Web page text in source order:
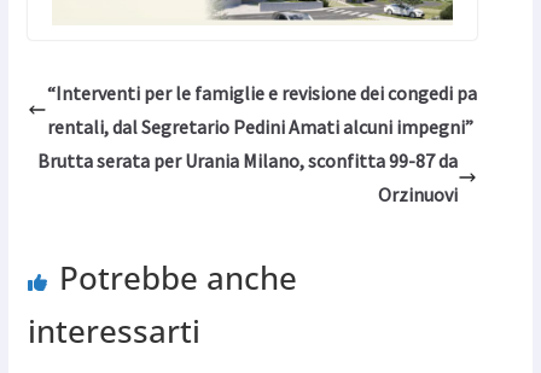
“Interventi per le famiglie e revisione dei congedi pa
rentali, dal Segretario Pedini Amati alcuni impegni”
Brutta serata per Urania Milano, sconfitta 99-87 da
Orzinuovi
Potrebbe anche
interessarti